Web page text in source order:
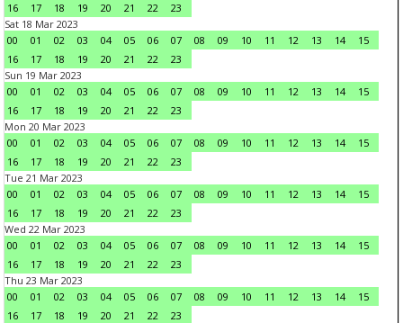
16
17 18 19 20 21 22
23
Sat 18 Mar 2023
00
01 02 03 04 05 06 07 08 09 10 11 12 13 14
15
16
17 18 19 20 21 22
23
Sun 19 Mar 2023
00
01 02 03 04 05 06 07 08 09 10 11 12 13 14
15
16
17 18 19 20 21 22
23
Mon 20 Mar 2023
00
01 02 03 04 05 06 07 08 09 10 11 12 13 14
15
16
17 18 19 20 21 22
23
Tue 21 Mar 2023
00
01 02 03 04 05 06 07 08 09 10 11 12 13 14
15
16
17 18 19 20 21 22
23
Wed 22 Mar 2023
00
01 02 03 04 05 06 07 08 09 10 11 12 13 14
15
16
17 18 19 20 21 22
23
Thu 23 Mar 2023
00
01 02 03 04 05 06 07 08 09 10 11 12 13 14
15
16
17 18 19 20 21 22
23